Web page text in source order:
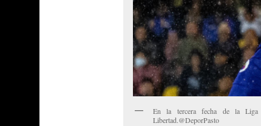
En la tercera fecha de la Liga
Libertad.@DeporPasto